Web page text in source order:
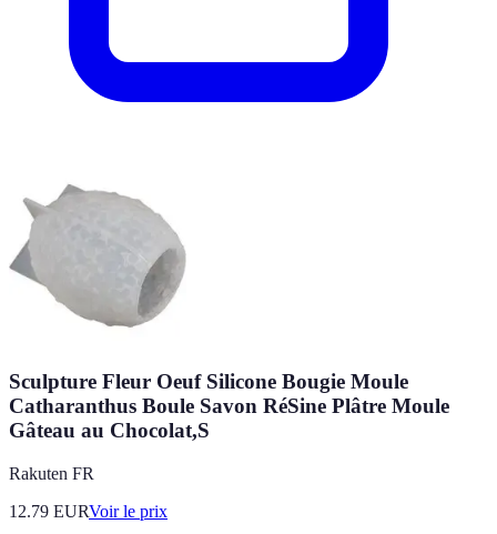
Sculpture Fleur Oeuf Silicone Bougie Moule
Catharanthus Boule Savon RéSine Plâtre Moule
Gâteau au Chocolat,S
Rakuten FR
12.79 EURVoir le prix